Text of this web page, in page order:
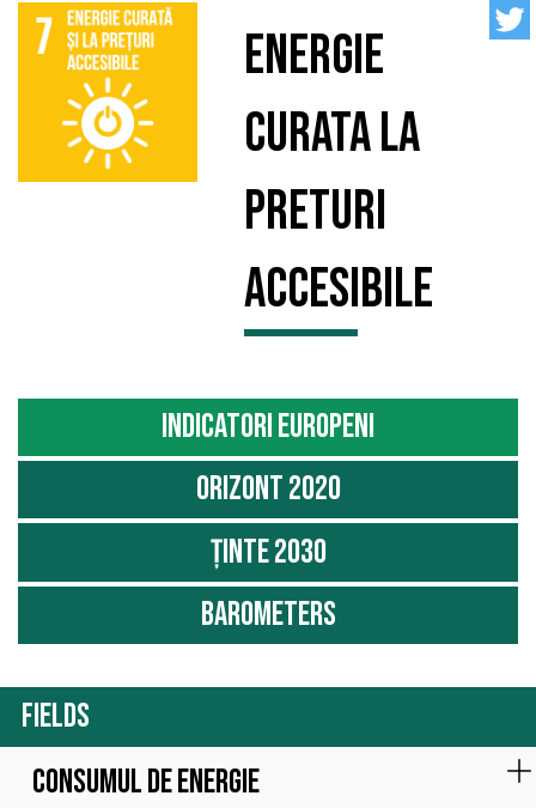
Energie
curata la
preturi
accesibile
Indicatori Europeni
Orizont 2020
Ținte 2030
Barometers
Fields
Consumul de energie